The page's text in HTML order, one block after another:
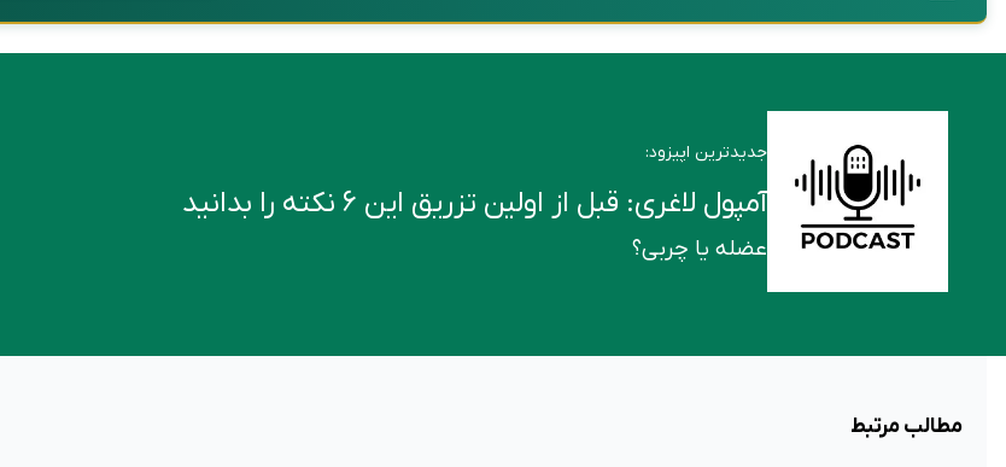
جدیدترین اپیزود:
آمپول لاغری: قبل از اولین تزریق این ۶ نکته را بدانید
عضله یا چربی؟
مطالب مرتبط